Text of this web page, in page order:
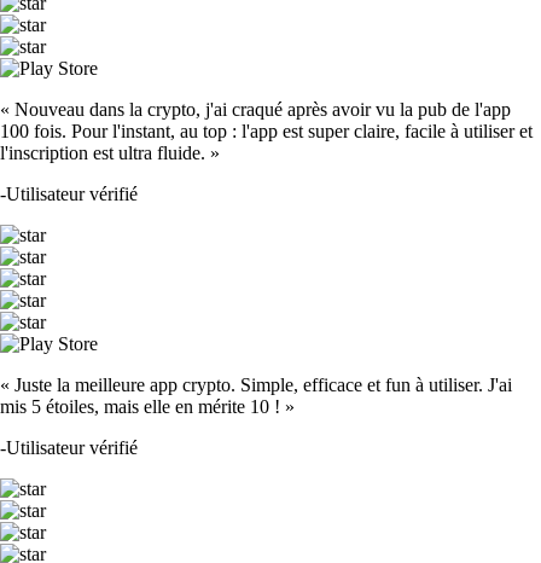
« Nouveau dans la crypto, j'ai craqué après avoir vu la pub de l'app
100 fois. Pour l'instant, au top : l'app est super claire, facile à utiliser et
l'inscription est ultra fluide. »
-Utilisateur vérifié
« Juste la meilleure app crypto. Simple, efficace et fun à utiliser. J'ai
mis 5 étoiles, mais elle en mérite 10 ! »
-Utilisateur vérifié